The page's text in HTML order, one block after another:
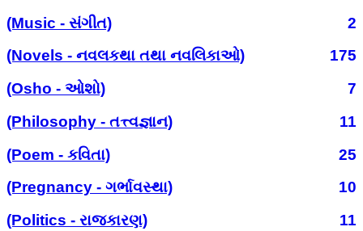
(Music - સંગીત)
2
(Novels - નવલકથા તથા નવલિકાઓ)
175
(Osho - ઓશો)
7
(Philosophy - તત્ત્વજ્ઞાન)
11
(Poem - કવિતા)
25
(Pregnancy - ગર્ભાવસ્થા)
10
(Politics - રાજકારણ)
11